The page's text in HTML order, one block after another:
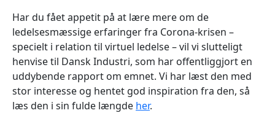
Har du fået appetit på at lære mere om de
ledelsesmæssige erfaringer fra Corona-krisen –
specielt i relation til virtuel ledelse – vil vi slutteligt
henvise til Dansk Industri, som har offentliggjort en
uddybende rapport om emnet. Vi har læst den med
stor interesse og hentet god inspiration fra den, så
læs den i sin fulde længde her.